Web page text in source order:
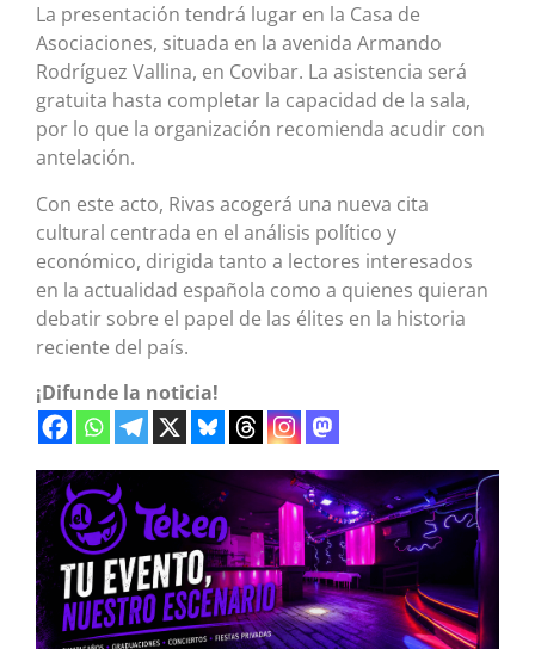
La presentación tendrá lugar en la Casa de
Asociaciones, situada en la avenida Armando
Rodríguez Vallina, en Covibar. La asistencia será
gratuita hasta completar la capacidad de la sala,
por lo que la organización recomienda acudir con
antelación.
Con este acto, Rivas acogerá una nueva cita
cultural centrada en el análisis político y
económico, dirigida tanto a lectores interesados
en la actualidad española como a quienes quieran
debatir sobre el papel de las élites en la historia
reciente del país.
¡Difunde la noticia!